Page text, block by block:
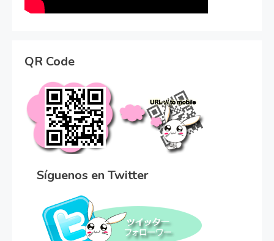
QR Code
Síguenos en Twitter